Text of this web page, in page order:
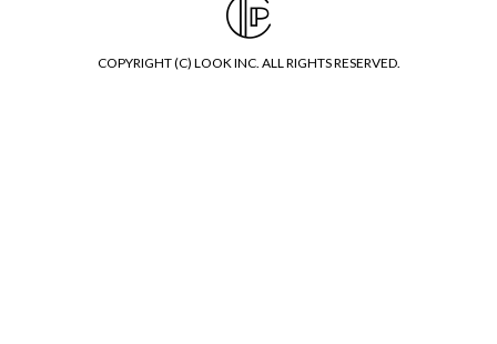
COPYRIGHT (C) LOOK INC. ALL RIGHTS RESERVED.